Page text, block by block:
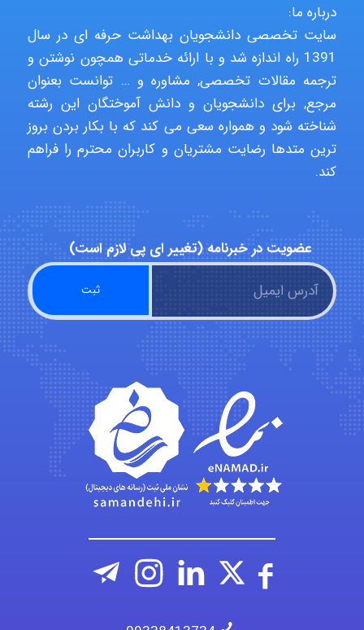
Niloofar
USER124
abolfazlkoshehe
abolfazlkoshehe
A.balandeh
fatima
درباره ما:
سایت تخصصی دانشجویان بهداشت حرفه ای در سال
1391 راه اندازه شد و با ارائه خدماتی همچون نوشتن و
ترجمه مقالات تخصصی, مشاوره و … توانست بعنوان
مرجع, برای دانشجویان و دانش آموختگان این رشته
شناخته شود و همواره سعی می کند که با بکار بردن بروز
ترین متدها رضایت مشتریان و کاربران محترم را فراهم
کند.
عضویت در خبرنامه (تغییر ای پی لازم است)